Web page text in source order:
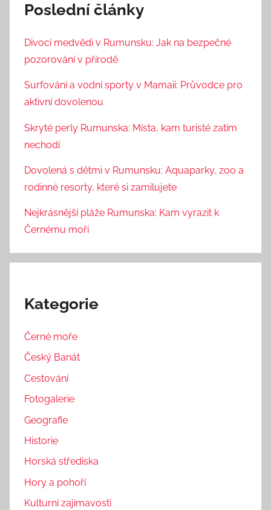
Poslední články
Divocí medvědi v Rumunsku: Jak na bezpečné
pozorování v přírodě
Surfování a vodní sporty v Mamaii: Průvodce pro
aktivní dovolenou
Skryté perly Rumunska: Místa, kam turisté zatím
nechodí
Dovolená s dětmi v Rumunsku: Aquaparky, zoo a
rodinné resorty, které si zamilujete
Nejkrásnější pláže Rumunska: Kam vyrazit k
Černému moři
Kategorie
Černé moře
Český Banát
Cestování
Fotogalerie
Geografie
Historie
Horská střediska
Hory a pohoří
Kulturní zajímavosti